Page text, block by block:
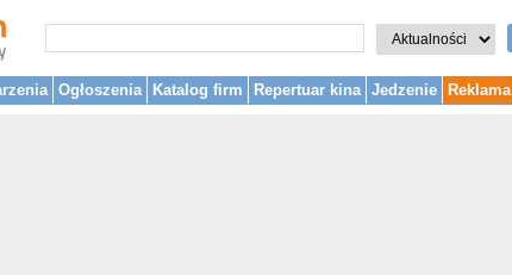
Ogłoszenia Katalog firm Repertuar kina Jedzenie Reklama